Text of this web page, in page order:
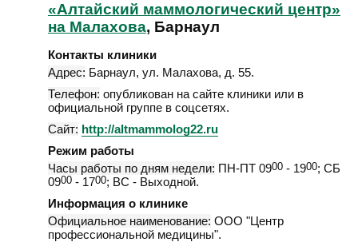
«Алтайский маммологический центр»
на Малахова, Барнаул
Контакты клиники
Адрес: Барнаул, ул. Малахова, д. 55.
Телефон: опубликован на сайте клиники или в
официальной группе в соцсетях.
Сайт: http://altmammolog22.ru
Режим работы
Часы работы по дням недели: ПН-ПТ 0900 - 1900; СБ
0900 - 1700; ВС - Выходной.
Информация о клинике
Официальное наименование: ООО "Центр
профессиональной медицины".